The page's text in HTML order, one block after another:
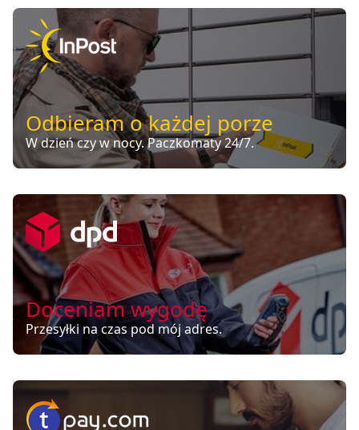
Odbieram o każdej porze
W dzień czy w nocy. Paczkomaty 24/7.
Doceniam wygodę
Przesyłki na czas pod mój adres.